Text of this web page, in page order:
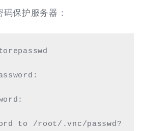
保护服务器：
to /root/.vnc/passwd?